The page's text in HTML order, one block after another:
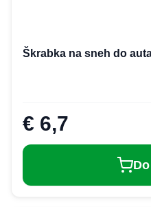
Škrabka na sneh do
€ 6,7